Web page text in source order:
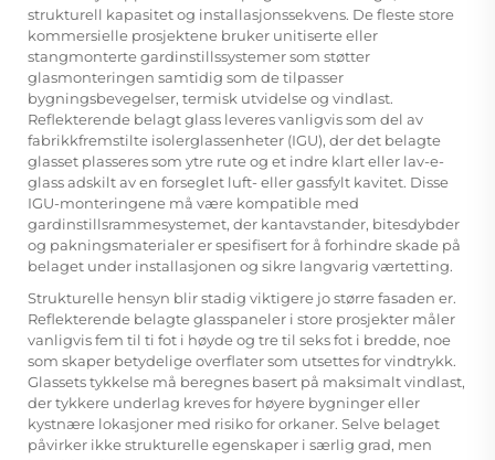
strukturell kapasitet og installasjonssekvens. De fleste store
kommersielle prosjektene bruker unitiserte eller
stangmonterte gardinstillssystemer som støtter
glasmonteringen samtidig som de tilpasser
bygningsbevegelser, termisk utvidelse og vindlast.
Reflekterende belagt glass leveres vanligvis som del av
fabrikkfremstilte isolerglassenheter (IGU), der det belagte
glasset plasseres som ytre rute og et indre klart eller lav-e-
glass adskilt av en forseglet luft- eller gassfylt kavitet. Disse
IGU-monteringene må være kompatible med
gardinstillsrammesystemet, der kantavstander, bitesdybder
og pakningsmaterialer er spesifisert for å forhindre skade på
belaget under installasjonen og sikre langvarig værtetting.
Strukturelle hensyn blir stadig viktigere jo større fasaden er.
Reflekterende belagte glasspaneler i store prosjekter måler
vanligvis fem til ti fot i høyde og tre til seks fot i bredde, noe
som skaper betydelige overflater som utsettes for vindtrykk.
Glassets tykkelse må beregnes basert på maksimalt vindlast,
der tykkere underlag kreves for høyere bygninger eller
kystnære lokasjoner med risiko for orkaner. Selve belaget
påvirker ikke strukturelle egenskaper i særlig grad, men